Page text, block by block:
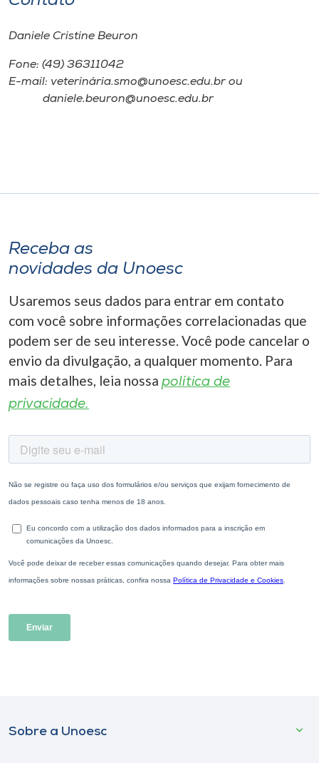
Daniele Cristine Beuron
Fone: (49) 36311042
E-mail: veterinária.smo@unoesc.edu.br ou
daniele.beuron@unoesc.edu.br
Receba as
novidades da Unoesc
Usaremos seus dados para entrar em contato
com você sobre informações correlacionadas que
podem ser de seu interesse. Você pode cancelar o
envio da divulgação, a qualquer momento. Para
mais detalhes, leia nossa política de
privacidade.
Sobre a Unoesc